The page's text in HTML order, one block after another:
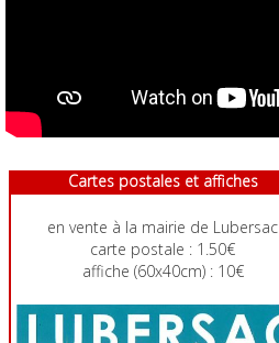
Cartes postales et affiches
en vente à la mairie de Lubersac
carte postale : 1.50€
affiche (60x40cm) : 10€